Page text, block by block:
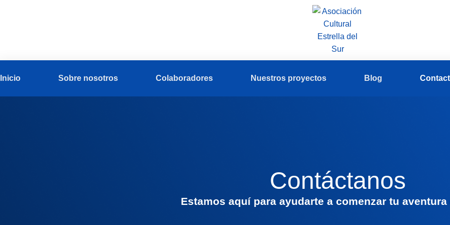
Inicio Sobre nosotros Colaboradores Nuestros proyectos Blog
Contáctanos
Estamos aquí para ayudarte a comenzar tu aventura